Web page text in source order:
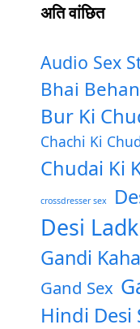
अति वांछित
Audio Sex
Bhai
Bur Ki
Chachi Ki
Chudai Ki
crossdresser sex
Desi
Gandi
Gand Sex
Hindi Desi